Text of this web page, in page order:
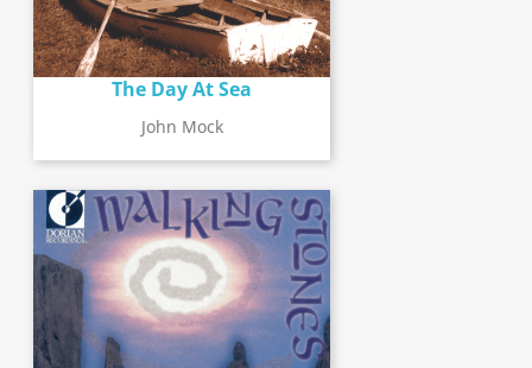
The Day At Sea
John Mock